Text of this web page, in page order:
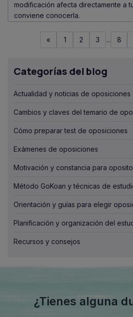
modificación afecta directamente a
conviene conocerla.
« 1 2 3 ... 8
Categorías del blog
Actualidad y noticias de oposiciones
Cambios y claves del temario de
Cómo preparar test de oposiciones
Exámenes de oposiciones
Motivación y constancia para
Método GoKoan y técnicas de
Orientación y guías para elegir
Planificación y organización del
Recursos y consejos
¿Tienes alguna